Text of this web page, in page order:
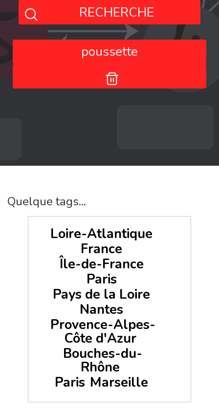
RECHERCHE
poussette
Quelque tags...
Loire-Atlantique
France
Île-de-France
Paris
Pays de la Loire
Nantes
Provence-Alpes-
Côte d'Azur
Bouches-du-
Rhône
Paris Marseille